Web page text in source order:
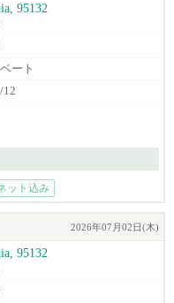
95132
ート
12
ット込み
2026年07月02日(木)
95132